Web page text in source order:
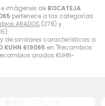
imágenes de BOCATEJA
pertenece a las categorías
ARADOS (278) y
de similares características a
KUHN 619065 en "Recambios
arados KUHN-